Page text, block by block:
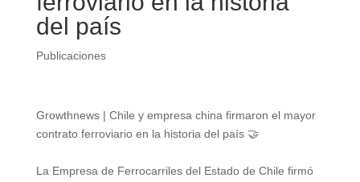
del país
Publicaciones
Growthnews | Chile y empresa china firmaron el mayor
contrato ferroviario en la historia del país 🤝
La Empresa de Ferrocarriles del Estado de Chile firmó